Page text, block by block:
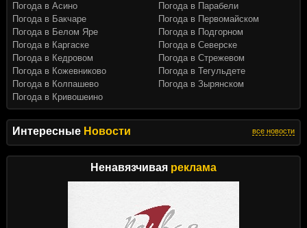
Интересные Новости все новости
Ненавязчивая реклама
Погода в Асино
Погода в Бакчаре
Погода в Белом Яре
Погода в Каргаске
Погода в Кедровом
Погода в Кожевниково
Погода в Колпашево
Погода в Кривошеино
Погода в Парабели
Погода в Первомайском
Погода в Подгорном
Погода в Северске
Погода в Стрежевом
Погода в Тегульдете
Погода в Зырянском